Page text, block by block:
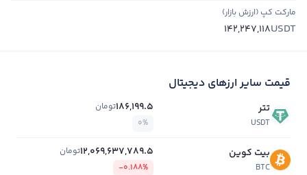
مارکت کپ (ارزش بازار)
USDT
142,247,118
قیمت سایر ارزهای دیجیتال
تتر
USDT
186,199.5تومان
0%
بیت کوین
BTC
12,069,637,789.5تومان
-0.188%